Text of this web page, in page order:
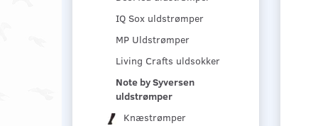
IQ Sox uldstrømper
MP Uldstrømper
Living Crafts uldsokker
Note by Syversen
uldstrømper
Knæstrømper